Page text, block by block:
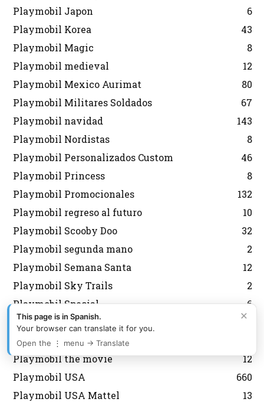
Playmobil Japon
6
Playmobil Korea
43
Playmobil Magic
8
Playmobil medieval
12
Playmobil Mexico Aurimat
80
Playmobil Militares Soldados
67
Playmobil navidad
143
Playmobil Nordistas
8
Playmobil Personalizados Custom
46
Playmobil Princess
8
Playmobil Promocionales
132
Playmobil regreso al futuro
10
Playmobil Scooby Doo
32
Playmobil segunda mano
2
Playmobil Semana Santa
12
Playmobil Sky Trails
2
Playmobil Special
6
Playmobil Special Plus
13
Playmobil Sudistas Confederados
Playmobil the movie
12
Playmobil USA
660
Playmobil USA Mattel
13
×
This page is in Spanish.
Your browser can translate it for you.
Open the ⋮ menu → Translate